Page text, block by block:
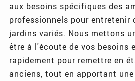
aux besoins spécifiques des
professionnels pour entretenir
jardins variés. Nous mettons
être à l'écoute de vos besoins
rapidement pour remettre en
anciens, tout en apportant